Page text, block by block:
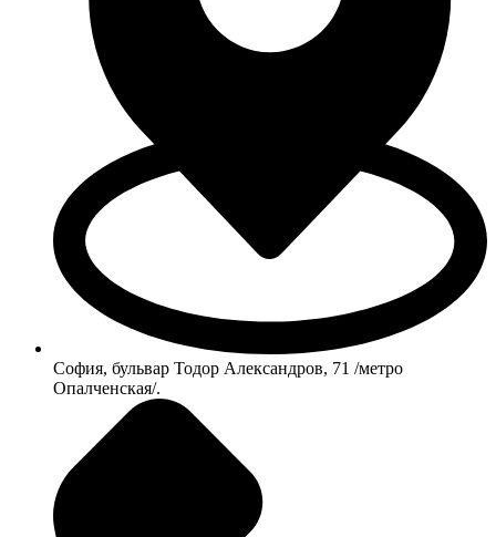
София, бульвар Тодор Александров, 71 /метро
Опалченская/.